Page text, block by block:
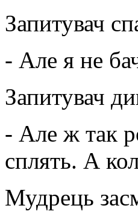
Запитувач
- Але я не
Запитувач
- Але ж так
сплять. А
Мудрець